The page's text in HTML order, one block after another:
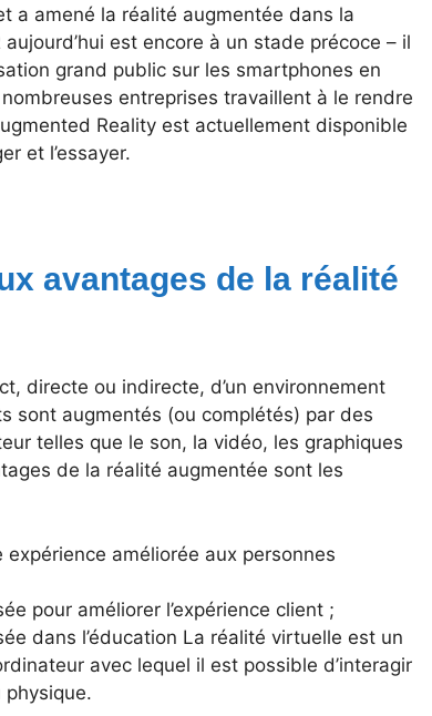
a amené la réalité augmentée dans la
est encore à un stade précoce – il
grand public sur les smartphones en
entreprises travaillent à le rendre
Reality est actuellement disponible
et l’essayer.
avantages de la réalité
directe ou indirecte, d’un environnement
sont augmentés (ou complétés) par des
telles que le son, la vidéo, les graphiques
de la réalité augmentée sont les
améliorée aux personnes
pour améliorer l’expérience client ;
dans l’éducation La réalité virtuelle est un
avec lequel il est possible d’interagir
physique.